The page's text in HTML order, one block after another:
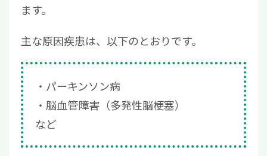
ます。
主な原因疾患は、以下のとおりです。
パーキンソン病
脳血管障害（多発性脳梗塞）
など